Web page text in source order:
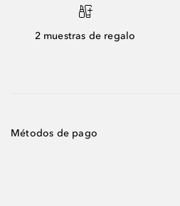
2 muestras de regalo
Métodos de pago